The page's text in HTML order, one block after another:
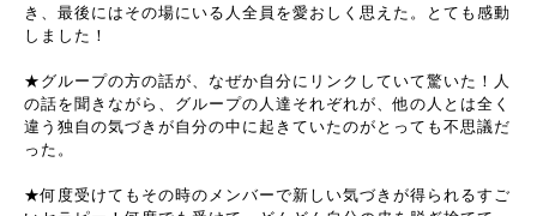
き、最後にはその場にいる人全員を愛おしく思えた。とても感動
しました！
★グループの方の話が、なぜか自分にリンクしていて驚いた！人
の話を聞きながら、グループの人達それぞれが、他の人とは全く
違う独自の気づきが自分の中に起きていたのがとっても不思議だ
った。
★何度受けてもその時のメンバーで新しい気づきが得られるすご